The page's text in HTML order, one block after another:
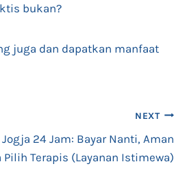
bukan?
juga dan dapatkan manfaat
NEXT
24 Jam: Bayar Nanti, Aman
Terapis (Layanan Istimewa)